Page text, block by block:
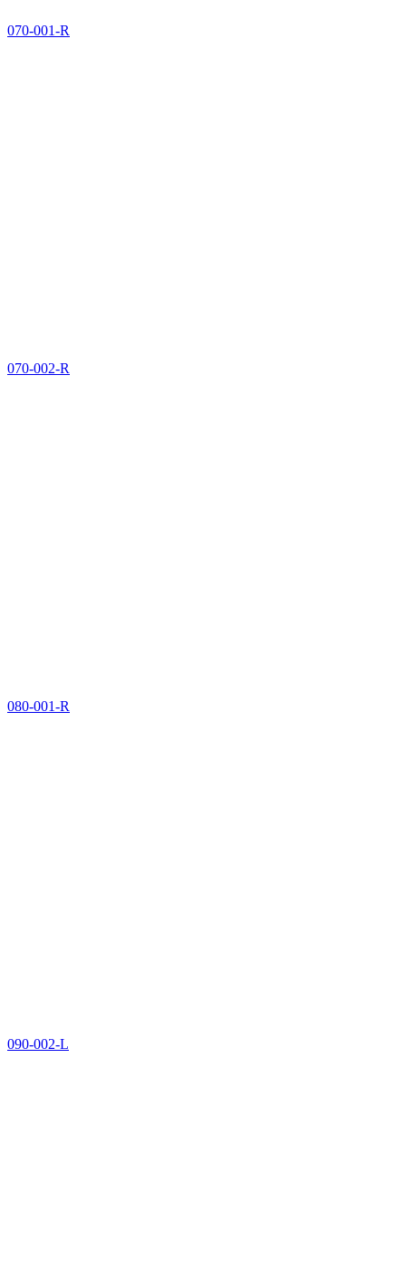
070-001-R
070-002-R
080-001-R
090-002-L